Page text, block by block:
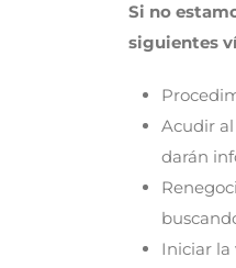
Si no
siguientes
Acudir
darán
Iniciar la